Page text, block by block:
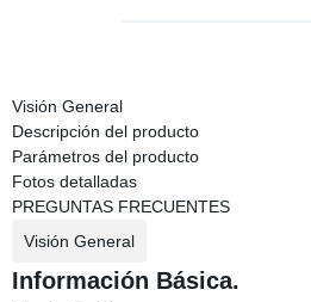
Visión General
Descripción del producto
Parámetros del producto
Fotos detalladas
PREGUNTAS FRECUENTES
Visión General
Información Básica.